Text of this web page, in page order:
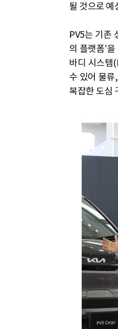
될 것으로 예
PV5는 기존
의 플랫폼’
바디 시스템
수 있어 물
복잡한 도심